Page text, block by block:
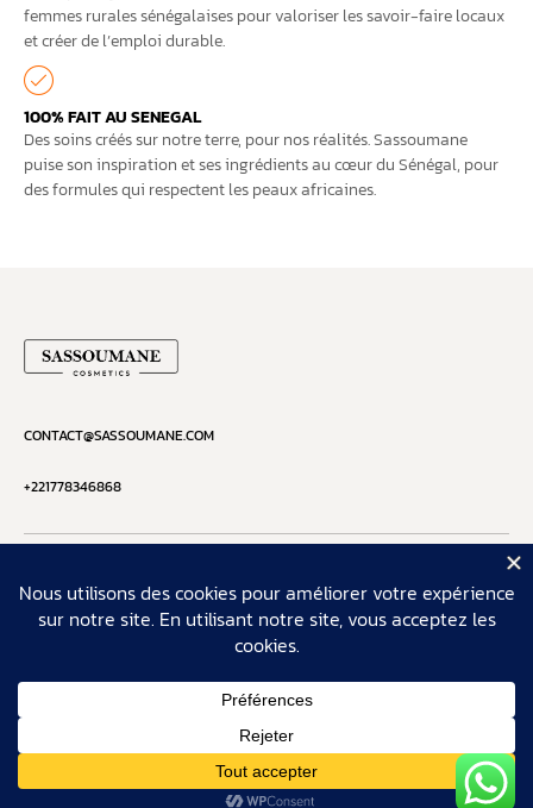
femmes rurales sénégalaises pour valoriser les savoir-faire locaux
et créer de l’emploi durable.
100% FAIT AU SENEGAL
Des soins créés sur notre terre, pour nos réalités. Sassoumane
puise son inspiration et ses ingrédients au cœur du Sénégal, pour
des formules qui respectent les peaux africaines.
CONTACT@SASSOUMANE.COM
+221778346868
Copyright © 2026
Terms & Conditions Privacy Policy